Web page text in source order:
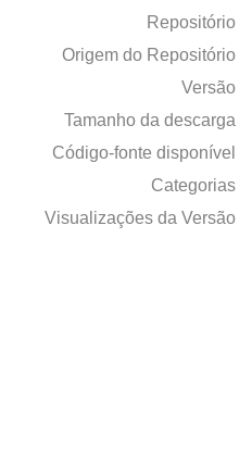
Repositório
Origem do Repositório
Versão
Tamanho da descarga
Código-fonte disponível
Categorias
Visualizações da Versão